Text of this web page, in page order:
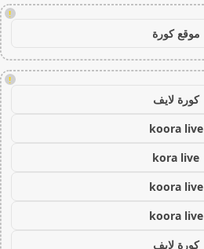
!
موقع كورة
!
كورة لايف
koora live
kora live
koora live
koora live
كورة لايف